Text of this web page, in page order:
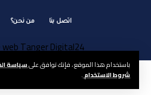
باستخدام هذا الموقع ، فإنك توافق علىسياسة
شروط الاستخدام.
اتصل بنا من نحن؟
Tanger Digital24